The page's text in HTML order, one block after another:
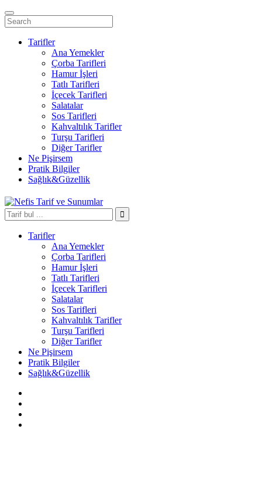
Tarifler
Ana Yemekler
Çorba Tarifleri
Hamur İşleri
Tatlı Tarifleri
İçecek Tarifleri
Salatalar
Sos Tarifleri
Kahvaltılık Tarifler
Turşu Tarifleri
Diğer Tarifler
Ne Pişirsem
Pratik Bilgiler
Sağlık&Güzellik
Tarifler
Ana Yemekler
Çorba Tarifleri
Hamur İşleri
Tatlı Tarifleri
İçecek Tarifleri
Salatalar
Sos Tarifleri
Kahvaltılık Tarifler
Turşu Tarifleri
Diğer Tarifler
Ne Pişirsem
Pratik Bilgiler
Sağlık&Güzellik